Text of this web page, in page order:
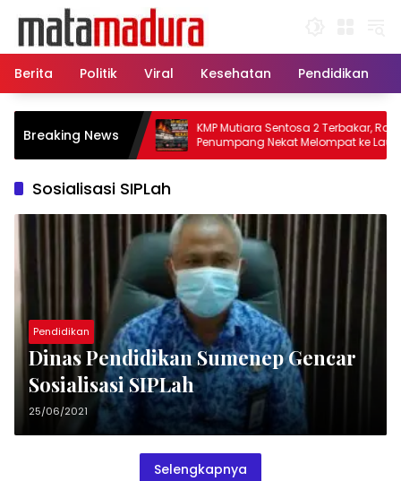
konten
Berita
Politik Viral Kesehatan Pendidikan
Breaking News
11 Kapal Sisir
Korban KMP
KMP Mutiara Sentosa 2 Terbakar, Ratusan
Penumpang Nekat Melompat ke Laut
Sosialisasi SIPLah
Pendidikan
Dinas Pendidikan Sumenep Gencar
Sosialisasi SIPLah
25/06/2021
Selengkapnya